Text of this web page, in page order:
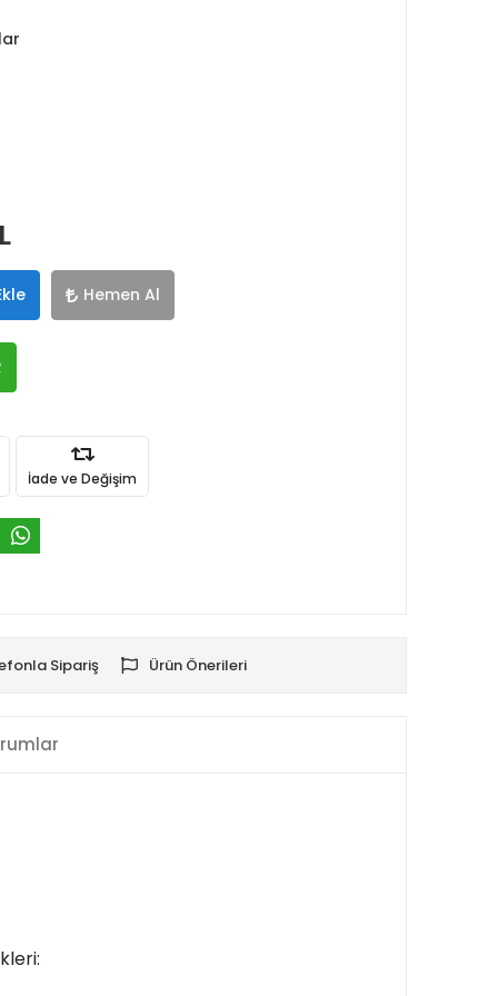
Hemen Al
İade ve Değişim
Sipariş Ürün Önerileri